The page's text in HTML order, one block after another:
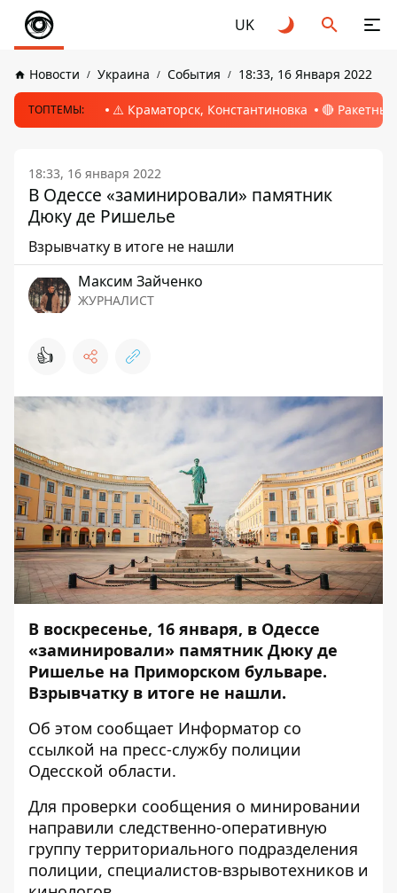
UK
Новости Украина События 18:33, 16 Января 2022
ТОПТЕМЫ: ⚠️ Краматорск, Константиновка 🔴
18:33, 16 января 2022
В Одессе «заминировали» памятник
Дюку де Ришелье
Взрывчатку в итоге не нашли
Максим Зайченко
ЖУРНАЛИСТ
👍
В воскресенье, 16 января, в Одессе
«заминировали» памятник Дюку де
Ришелье на Приморском бульваре.
Взрывчатку в итоге не нашли.
Об этом сообщает Информатор со
ссылкой на пресс-службу полиции
Одесской области.
Для проверки сообщения о минировании
направили следственно-оперативную
группу территориального подразделения
полиции, специалистов-взрывотехников и